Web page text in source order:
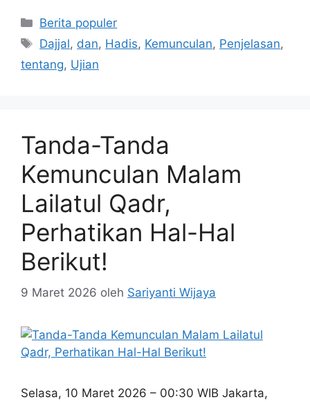
Kategori
Berita populer
Tag
Dajjal, dan, Hadis, Kemunculan, Penjelasan,
tentang, Ujian
Tanda-Tanda
Kemunculan Malam
Lailatul Qadr,
Perhatikan Hal-Hal
Berikut!
9 Maret 2026 oleh Sariyanti Wijaya
Selasa, 10 Maret 2026 – 00:30 WIB Jakarta,